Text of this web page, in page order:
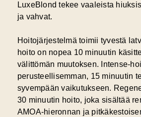
LuxeBlond tekee vaaleista
ja vahvat.
Hoitojärjestelmä toimii tyvestä
hoito on nopea 10 minuutin
välittömän muutoksen. Intense-
perusteellisemman, 15 minuutin
syvempään vaikutukseen.
30 minuutin hoito, joka sisältää
AMOA-hieronnan ja